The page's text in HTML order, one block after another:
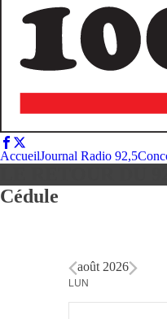
AccueilJournal Radio 92,5
Cédule
août 2026
Calendar
of
LUN